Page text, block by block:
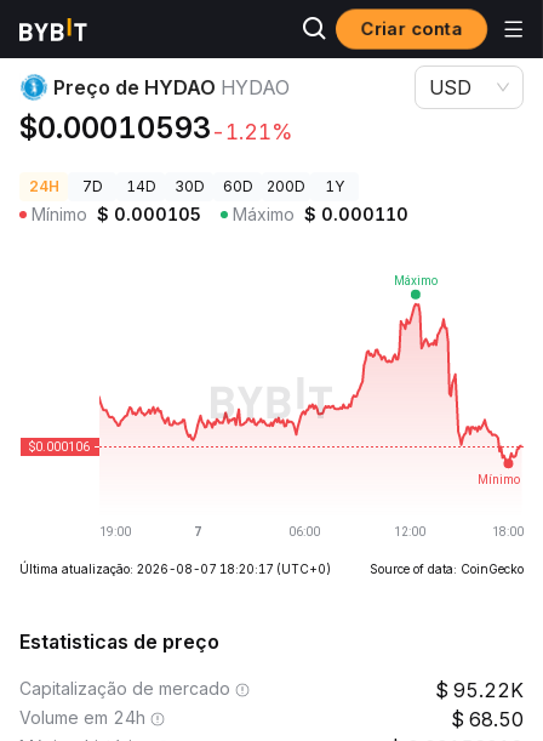
Criar conta
Preços de Criptomoedas Preço de HYDAO HYDAO
Preço de HYDAO HYDAO
$0.00010593-1.21%
USD
24H 7D 14D 30D 60D 200D 1Y
Mínimo $ 0.000105 Máximo $ 0.000110
Última atualização: 2026-08-07 18:20:17 (UTC+0) Source of data: CoinGecko
Estatisticas de preço
Capitalização de mercado 95.22K
Volume em 24h 68.50